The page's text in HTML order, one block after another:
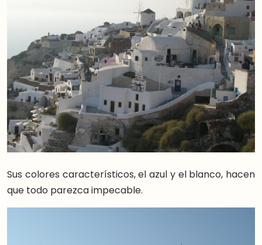
Sus colores característicos, el azul y el blanco, hacen
que todo parezca impecable.